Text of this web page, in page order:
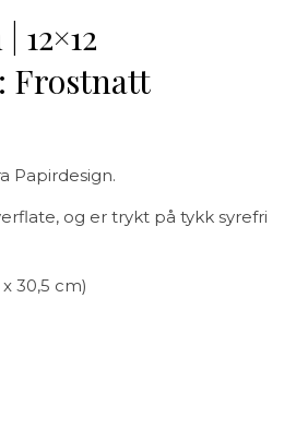
12×12
Frostnatt
Papirdesign.
og er trykt på tykk syrefri
x 30,5 cm)